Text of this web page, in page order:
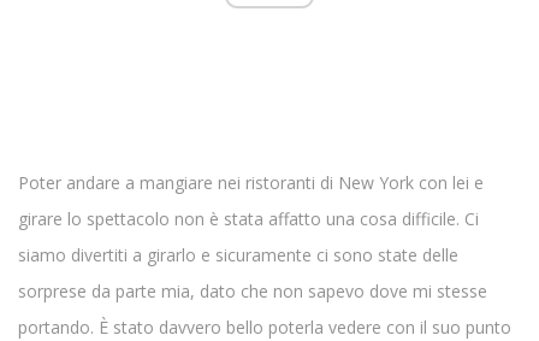
Poter andare a mangiare nei ristoranti di New York con lei e
girare lo spettacolo non è stata affatto una cosa difficile. Ci
siamo divertiti a girarlo e sicuramente ci sono state delle
sorprese da parte mia, dato che non sapevo dove mi stesse
portando. È stato davvero bello poterla vedere con il suo punto